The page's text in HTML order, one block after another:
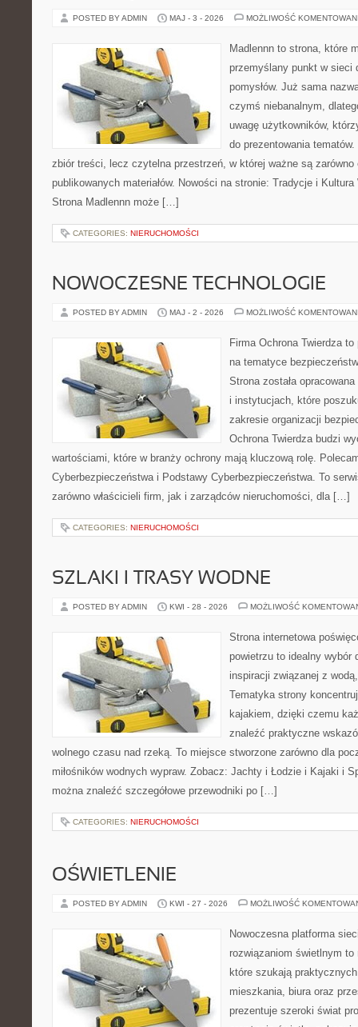
POSTED BY ADMIN MAJ - 3 - 2026 MOŻLIWOŚĆ
Madlennn to strona, które
przemyślany punkt w sieci
pomysłów. Już sama
czymś niebanalnym,
uwagę użytkowników,
do prezentowania
zbiór treści, lecz czytelna przestrzeń, w której ważne są
publikowanych materiałów. Nowości na stronie: Tradycje i
Strona Madlennn może […]
CATEGORIES: NIERUCHOMOŚCI
NOWOCZESNE TECHNOLOGIE
POSTED BY ADMIN MAJ - 2 - 2026 MOŻLIWOŚĆ
Firma Ochrona Twierdza
na tematyce
Strona została
i instytucjach, które
zakresie organizacji
Ochrona Twierdza budzi
wartościami, które w branży ochrony mają kluczową rolę.
Cyberbezpieczeństwa i Podstawy Cyberbezpieczeństwa. To
zarówno właścicieli firm, jak i zarządców nieruchomości, dla […]
CATEGORIES: NIERUCHOMOŚCI
SZLAKI I TRASY WODNE
POSTED BY ADMIN KWI - 28 - 2026 MOŻLIWOŚĆ
Strona internetowa
powietrzu to idealny wybór
inspiracji związanej z
Tematyka strony
kajakiem, dzięki czemu
znaleźć praktyczne
wolnego czasu nad rzeką. To miejsce stworzone zarówno dla
miłośników wodnych wypraw. Zobacz: Jachty i Łodzie i Kajaki i
można znaleźć szczegółowe przewodniki po […]
CATEGORIES: NIERUCHOMOŚCI
OŚWIETLENIE
POSTED BY ADMIN KWI - 27 - 2026 MOŻLIWOŚĆ
Nowoczesna platforma
rozwiązaniom świetlnym
które szukają
mieszkania, biura oraz
prezentuje szeroki świat